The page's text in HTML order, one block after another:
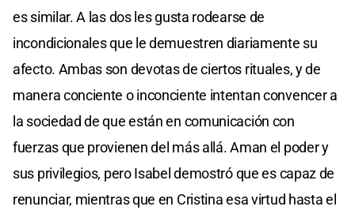
es similar. A las dos les gusta rodearse de
incondicionales que le demuestren diariamente su
afecto. Ambas son devotas de ciertos rituales, y de
manera conciente o inconciente intentan convencer a
la sociedad de que están en comunicación con
fuerzas que provienen del más allá. Aman el poder y
sus privilegios, pero Isabel demostró que es capaz de
renunciar, mientras que en Cristina esa virtud hasta el